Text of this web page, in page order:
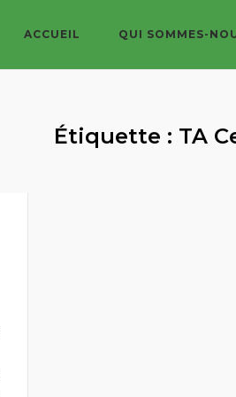
ACCUEIL QUI SOMMES-
Étiquette : TA